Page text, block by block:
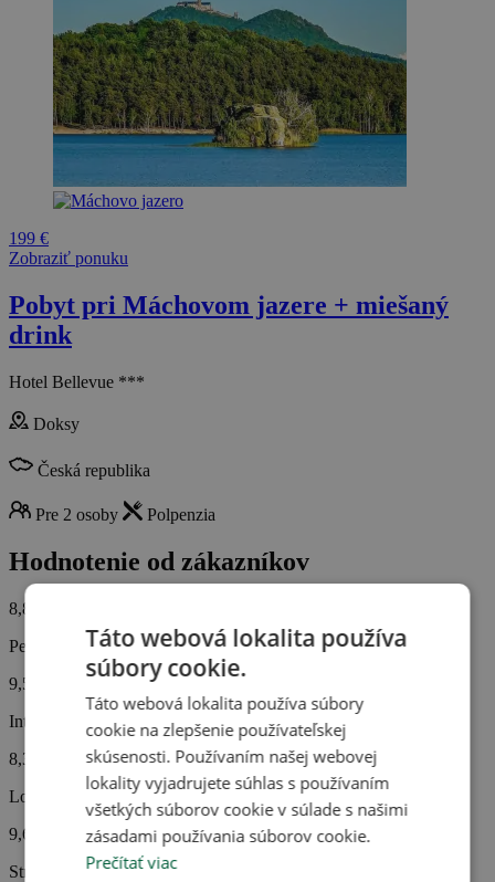
199 €
Zobraziť ponuku
Pobyt pri Máchovom jazere + miešaný
drink
Hotel Bellevue ***
Doksy
Česká republika
Pre 2 osoby Polpenzia
Hodnotenie od zákazníkov
8,8/10
Personál
9,5
Interiér hotela
8,3
Lokalita hotela
9,6
Strava
Táto webová lokalita používa
súbory cookie.
Táto webová lokalita používa súbory
cookie na zlepšenie používateľskej
skúsenosti. Používaním našej webovej
lokality vyjadrujete súhlas s používaním
všetkých súborov cookie v súlade s našimi
zásadami používania súborov cookie.
Prečítať viac